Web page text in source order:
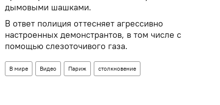
дымовыми шашками.
В ответ полиция оттесняет агрессивно
настроенных демонстрантов, в том числе с
помощью слезоточивого газа.
В мире Видео Париж столкновение